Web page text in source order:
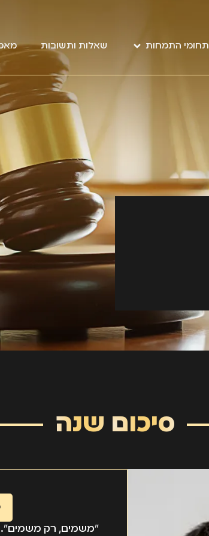
תחומי התמחות שאלות ותשובות
סיכום שנה
"משמים, רק משמים".